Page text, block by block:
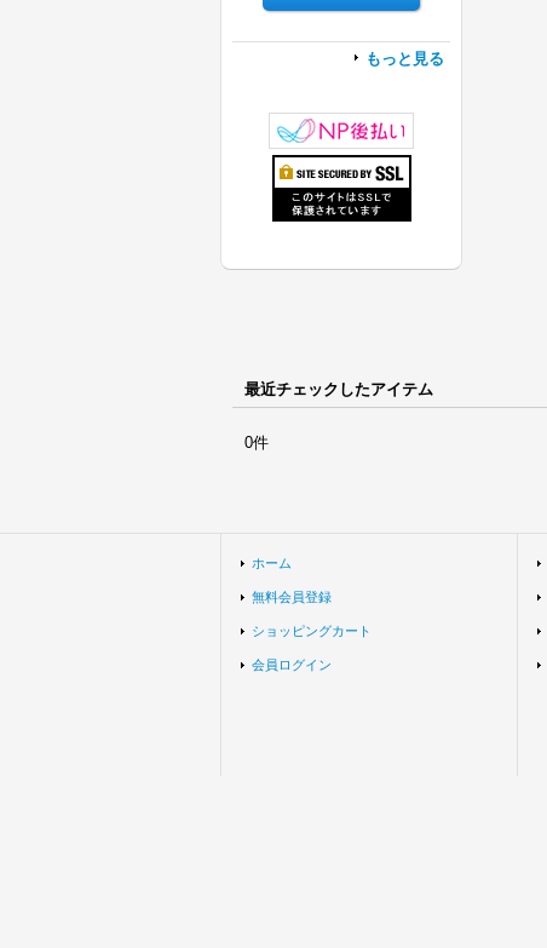
もっと見る
最近チェックしたアイテム
0件
ホーム
無料会員登録
ショッピングカート
会員ログイン